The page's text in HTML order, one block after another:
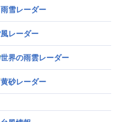
雨雪レーダー
風レーダー
世界の雨雲レーダー
黄砂レーダー